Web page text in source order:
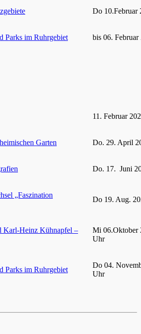
Do 10.Februar
Parks im Ruhrgebiet bis 06. Februar
11. Februar
Garten Do. 29. April
Do. 17. Juni
„Faszination
Do 19. Aug.
Karl-Heinz Kühnapfel –
Mi 06.Oktober
Uhr
Parks im Ruhrgebiet
Do 04.
Uhr